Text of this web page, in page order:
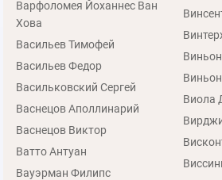
Варфоломея Йоханнес Ван
Хова
Васильев Тимофей
Васильев Федор
Васильковский Сергей
Васнецов Аполлинарий
Васнецов Виктор
Ватто Антуан
Вауэрман Филипс
Виола